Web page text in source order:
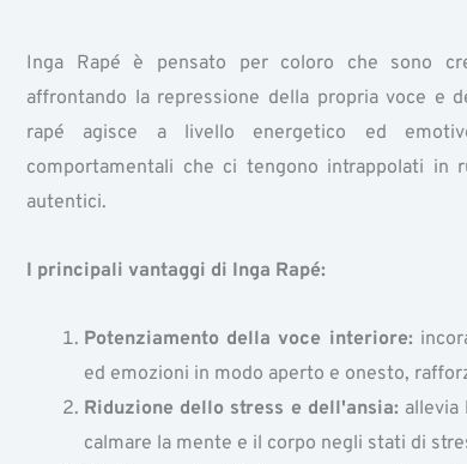
Inga Rapé è pensato per coloro che sono
affrontando la repressione della propria voce e
rapé agisce a livello energetico ed
comportamentali che ci tengono intrappolati in
autentici.
I principali vantaggi di Inga Rapé:
Potenziamento della voce interiore:
ed emozioni in modo aperto e onesto,
Riduzione dello stress e dell'ansia:allevia
calmare la mente e il corpo negli stati di